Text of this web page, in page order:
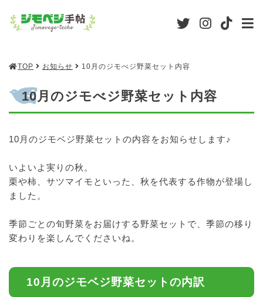
TOP お知らせ 10月のジモべジ野菜セット内容
10月のジモべジ野菜セット内容
10月のジモベジ野菜セットの内容をお知らせします♪
いよいよ実りの秋。
栗や柿、サツマイモといった、秋を代表する作物が登場し
ました。
季節ごとの旬野菜をお届けする野菜セットで、季節の移り
変わりを楽しんでくださいね。
10月のジモベジ野菜セットの内訳